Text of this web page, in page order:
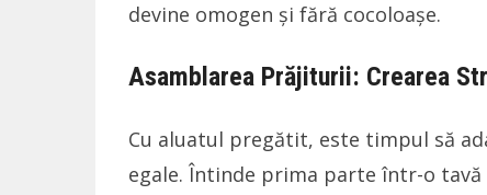
devine omogen și fără cocoloașe.
Asamblarea Prăjiturii: Crearea
Cu aluatul pregătit, este timpul să
egale. Întinde prima parte într-o